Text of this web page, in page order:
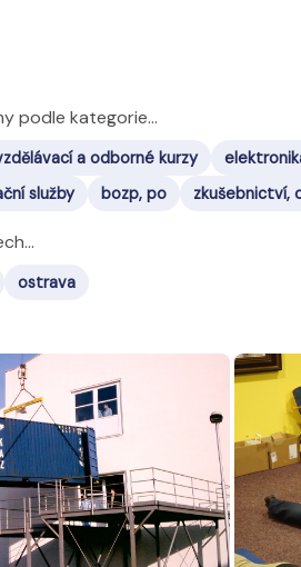
podle kategorie...
a odborné kurzy
služby
bozp, po zkušebnictví,
ostrava